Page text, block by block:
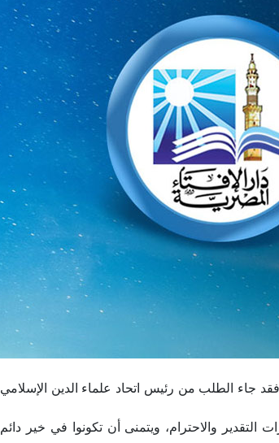
الطلب من رئيس اتحاد علماء الدين الإسلامي
والاحترام، ويتمنى أن تكونوا في خير دائم